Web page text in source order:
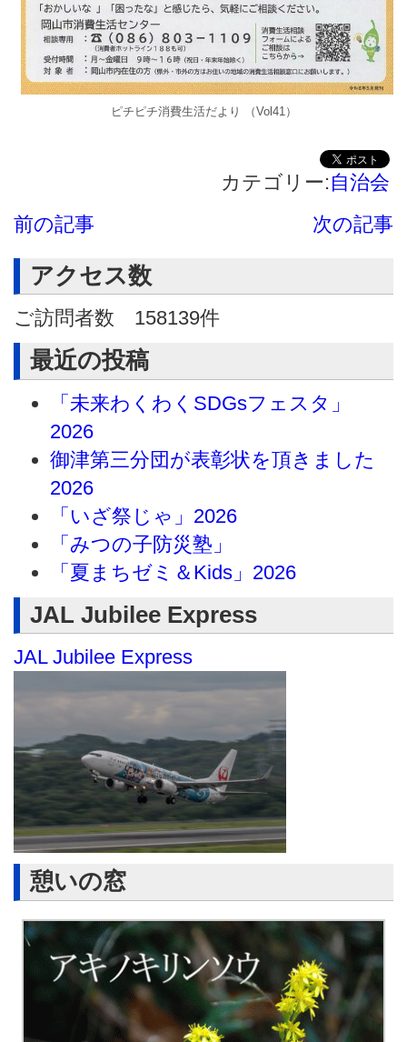
ピチピチ消費生活だより （Vol41）
カテゴリー: 自治会
前の記事
次の記事
アクセス数
ご訪問者数 158139件
最近の投稿
「未来わくわくSDGsフェスタ」
2026
御津第三分団が表彰状を頂きました
2026
「いざ祭じゃ」2026
「みつの子防災塾」
「夏まちゼミ＆Kids」2026
JAL Jubilee Express
JAL Jubilee Express
憩いの窓